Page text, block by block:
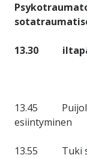
13.30
13.45
esiintyminen
13.55 Tuki